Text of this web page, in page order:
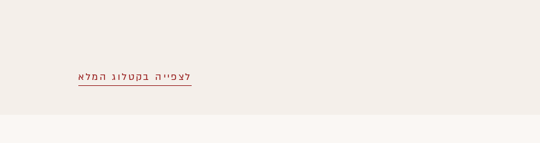
לצפייה בקטלוג המלא